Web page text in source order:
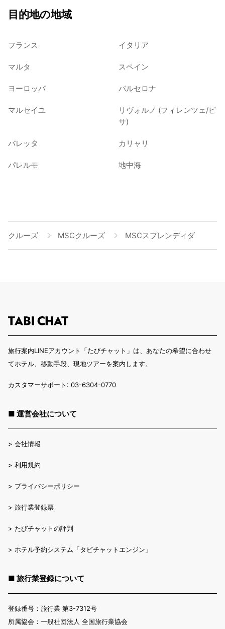
目的地の地域
フランス イタリア
マルタ スペイン
ヨーロッパ バルセロナ
マルセイユ
リヴォルノ (フィレンツェ/ピ
サ)
バレッタ カリャリ
パレルモ 地中海
クルーズ MSCクルーズ MSCスプレンディダ
旅行案内LINEアカウント「たびチャット」は、あなたの希望に合わせ
てホテル、移動手段、現地ツアーを案内します。
カスタマーサポート: 03-6304-0770
■ 運営会社について
> 会社情報
> 利用規約
> プライバシーポリシー
> 旅行業登録票
> たびチャットの評判
> ホテル予約システム「タビチャットエンジン」
■ 旅行業登録について
登録番号：旅行業 第3-7312号
所属協会：一般社団法人 全国旅行業協会